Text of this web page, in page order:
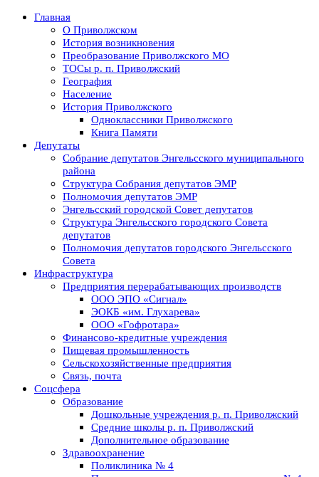
Главная
О Приволжском
История возникновения
Преобразование Приволжского МО
ТОСы р. п. Приволжский
География
Население
История Приволжского
Одноклассники Приволжского
Книга Памяти
Депутаты
Собрание депутатов Энгельсского муниципального
района
Структура Собрания депутатов ЭМР
Полномочия депутатов ЭМР
Энгельсский городской Совет депутатов
Структура Энгельсского городского Совета
депутатов
Полномочия депутатов городского Энгельсского
Совета
Инфраструктура
Предприятия перерабатывающих производств
ООО ЭПО «Сигнал»
ЭОКБ «им. Глухарева»
ООО «Гофротара»
Финансово-кредитные учреждения
Пищевая промышленность
Сельскохозяйственные предприятия
Связь, почта
Соцсфера
Образование
Дошкольные учреждения р. п. Приволжский
Средние школы р. п. Приволжский
Дополнительное образование
Здравоохранение
Поликлиника № 4